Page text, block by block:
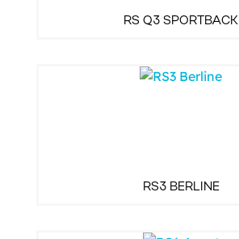
RS Q3 SPORTBACK
RS3 BERLINE